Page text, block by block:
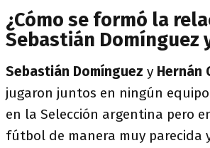
¿Cómo se formó la
Sebastián Domínguez
Sebastián Domínguez y Hernán
jugaron juntos en ningún
en la Selección argentina pero
fútbol de manera muy parecida